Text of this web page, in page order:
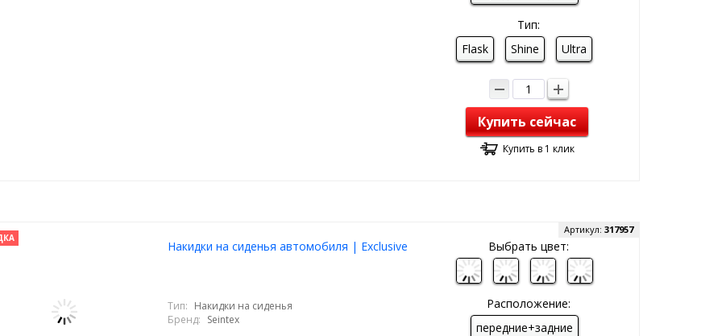
Тип:
Flask
Shine Ultra
Купить сейчас
Купить в 1 клик
Накидки на сиденья автомобиля | Exclusive
Артикул: 317957
Тип: Накидки на сиденья
Бренд: Seintex
Выбрать цвет:
Расположение:
передние+задние